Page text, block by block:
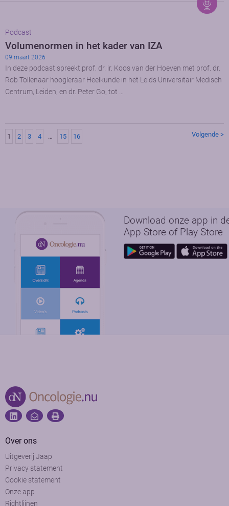
Podcast
Volumenormen in het kader van IZA
09 maart 2026
In deze podcast spreekt prof. dr. ir. Koos van der Hoeven met prof. dr.
Rob Tollenaar hoogleraar Heelkunde in het Leids Universitair Medisch
Centrum, Leiden, en dr. Peter Go, tot …
1 2 3 4 … 15 16 Volgende >
Download onze app in
App Store of Play Store
Over ons
Uitgeverij Jaap
Privacy statement
Cookie statement
Onze app
Richtlijnen